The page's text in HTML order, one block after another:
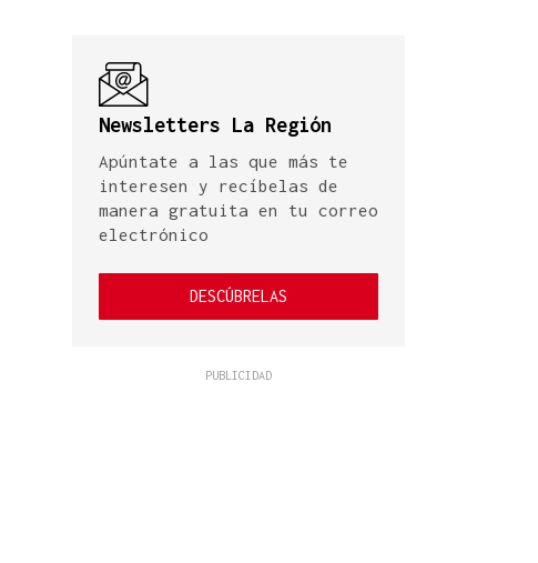
Newsletters La Región
Apúntate a las que más te
interesen y recíbelas de
manera gratuita en tu correo
electrónico
DESCÚBRELAS